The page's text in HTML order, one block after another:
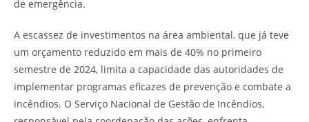
de emergência.
A escassez de investimentos na área ambiental, que já teve
um orçamento reduzido em mais de 40% no primeiro
semestre de 2024, limita a capacidade das autoridades de
implementar programas eficazes de prevenção e combate a
incêndios. O Serviço Nacional de Gestão de Incêndios,